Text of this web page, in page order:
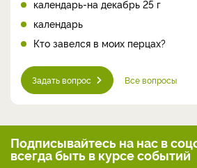
календарь-на декабрь 25 г
календарь
Кто завелся в моих перцах?
Задать вопрос Все вопросы
Подписывайтесь на нас в
всегдабыть в курсе событий